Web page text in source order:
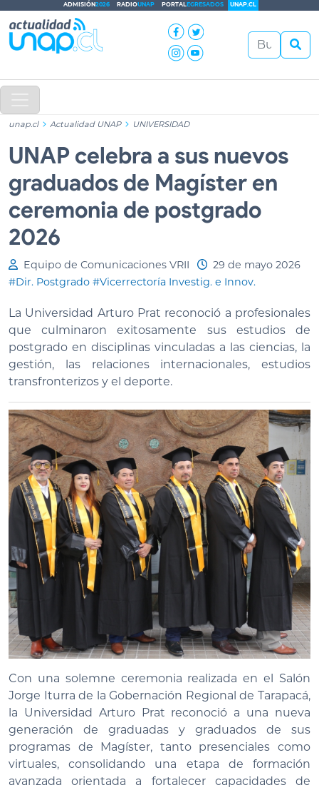
ADMISIÓN2026 RADIOUNAP PORTALEGRESADOS UNAP.CL
unap.cl Actualidad UNAP UNIVERSIDAD
UNAP celebra a sus nuevos
graduados de Magíster en
ceremonia de postgrado
2026
Equipo de Comunicaciones VRII
29 de mayo 2026
#Dir. Postgrado #Vicerrectoría Investig. e Innov.
La Universidad Arturo Prat reconoció a profesionales
que culminaron exitosamente sus estudios de
postgrado en disciplinas vinculadas a las ciencias, la
gestión, las relaciones internacionales, estudios
transfronterizos y el deporte.
Con una solemne ceremonia realizada en el Salón
Jorge Iturra de la Gobernación Regional de Tarapacá,
la Universidad Arturo Prat reconoció a una nueva
generación de graduadas y graduados de sus
programas de Magíster, tanto presenciales como
virtuales, consolidando una etapa de formación
avanzada orientada a fortalecer capacidades de